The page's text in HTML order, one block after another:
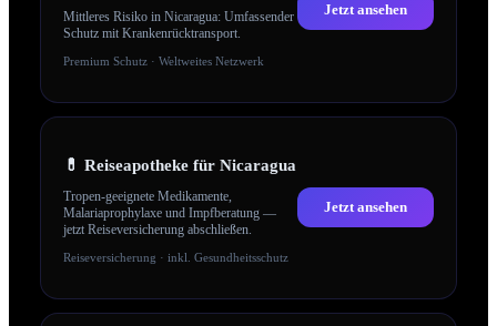
Mittleres Risiko in Nicaragua: Umfassender
Schutz mit Krankenrücktransport.
Premium Schutz · Weltweites Netzwerk
Jetzt ansehen
💊 Reiseapotheke für Nicaragua
Tropen-geeignete Medikamente,
Malariaprophylaxe und Impfberatung —
jetzt Reiseversicherung abschließen.
Reiseversicherung · inkl. Gesundheitsschutz
Jetzt ansehen